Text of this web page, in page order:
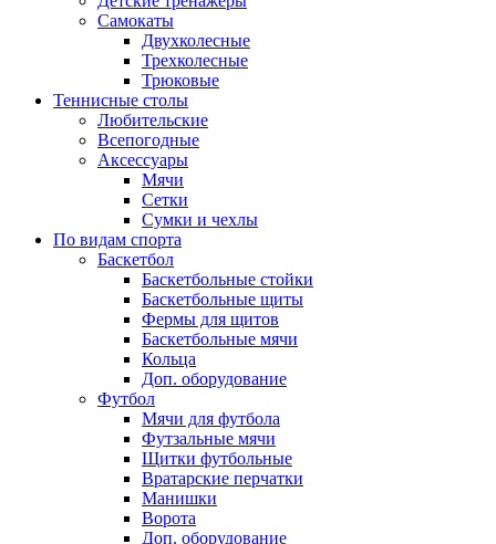
Самокаты
Двухколесные
Трехколесные
Трюковые
Теннисные столы
Любительские
Всепогодные
Аксессуары
Мячи
Сетки
Сумки и чехлы
По видам спорта
Баскетбол
Баскетбольные стойки
Баскетбольные щиты
Фермы для щитов
Баскетбольные мячи
Кольца
Доп. оборудование
Футбол
Мячи для футбола
Футзальные мячи
Щитки футбольные
Вратарские перчатки
Манишки
Ворота
Доп. оборудование